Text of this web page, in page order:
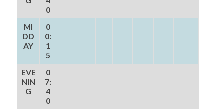
0
MI
DD
AY
0
0:
1
5
EVE
NIN
G
0
7:
4
0